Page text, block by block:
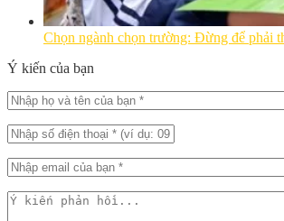
Chọn ngành chọn trường: Đừng để phải
Ý kiến của bạn